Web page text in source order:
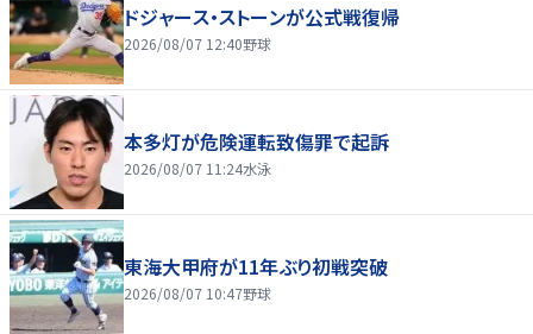
ドジャース・ストーンが公式戦復帰
2026/08/07 12:40野球
本多灯が危険運転致傷罪で起訴
2026/08/07 11:24水泳
東海大甲府が11年ぶり初戦突破
2026/08/07 10:47野球